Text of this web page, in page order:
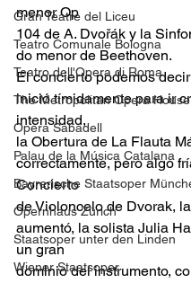
Gran Teatre del Liceu
Teatro Comunale Bologna
Teatro dell'Opera di Roma
The Metropolitan Opera House
Opera Sabadell
Palau de la Música Catalana
Bayrerische Staatsoper
Opernhaus Zürich
Staatsoper unter den Linden
Wiener Staatsoper
menor Op
104 de A. Dvořák y la
do menor de Beethoven.
El concierto podemos
inició tímidamente para ir
intensidad,
la Obertura de La Flauta
correctamente, pero algo
Concierto
de Violoncelo de Dvorak,
aumentó, la solista Julia
un gran
dominio del instrumento,